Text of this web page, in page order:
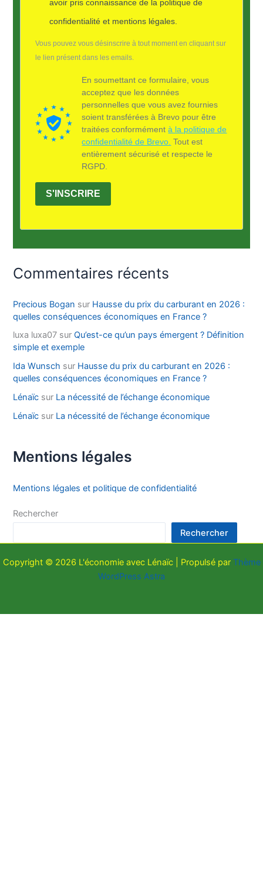
avoir pris connaissance de la politique de
confidentialité et mentions légales.
Vous pouvez vous désinscrire à tout moment en cliquant sur
le lien présent dans les emails.
En soumettant ce formulaire, vous
acceptez que les données
personnelles que vous avez fournies
soient transférées à Brevo pour être
traitées conformémentà la politique de
confidentialité de Brevo. Tout est
entièrement sécurisé et respecte le
RGPD.
S'INSCRIRE
Commentaires récents
Precious Bogan sur Hausse du prix du carburant en 2026 :
quelles conséquences économiques en France ?
luxa luxa07 sur Qu’est-ce qu’un pays émergent ? Définition
simple et exemple
Ida Wunsch sur Hausse du prix du carburant en 2026 :
quelles conséquences économiques en France ?
Lénaïc sur La nécessité de l’échange économique
Lénaïc sur La nécessité de l’échange économique
Mentions légales
Mentions légales et politique de confidentialité
Rechercher
Rechercher
Copyright © 2026 L'économie avec Lénaïc | Propulsé par Thème
WordPress Astra